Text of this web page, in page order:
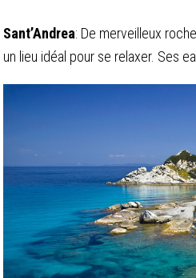
Sant’Andrea: De merveilleux
un lieu idéal pour se relaxer. Ses